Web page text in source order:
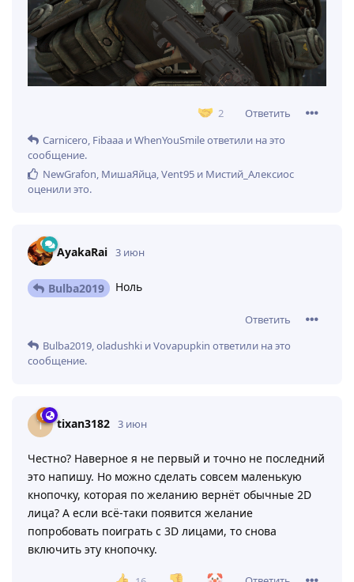
2
Ответить
Carnicero, Fibaaa иWhenYouSmileответили на это
сообщение.
NewGrafon, МишаЯйца,Vent95 и Мистий_Алексиос
оценили это.
AyakaRai 3 июн
Bulba2019 Ноль
Ответить
Bulba2019,oladushki иVovapupkin ответили на это
сообщение.
T tixan3182 3 июн
Честно? Наверное я не первый и точно не последний
это напишу. Но можно сделать совсем маленькую
кнопочку, которая по желанию вернёт обычные 2D
лица? А если всё-таки появится желание
попробовать поиграть с 3D лицами, то снова
включить эту кнопочку.